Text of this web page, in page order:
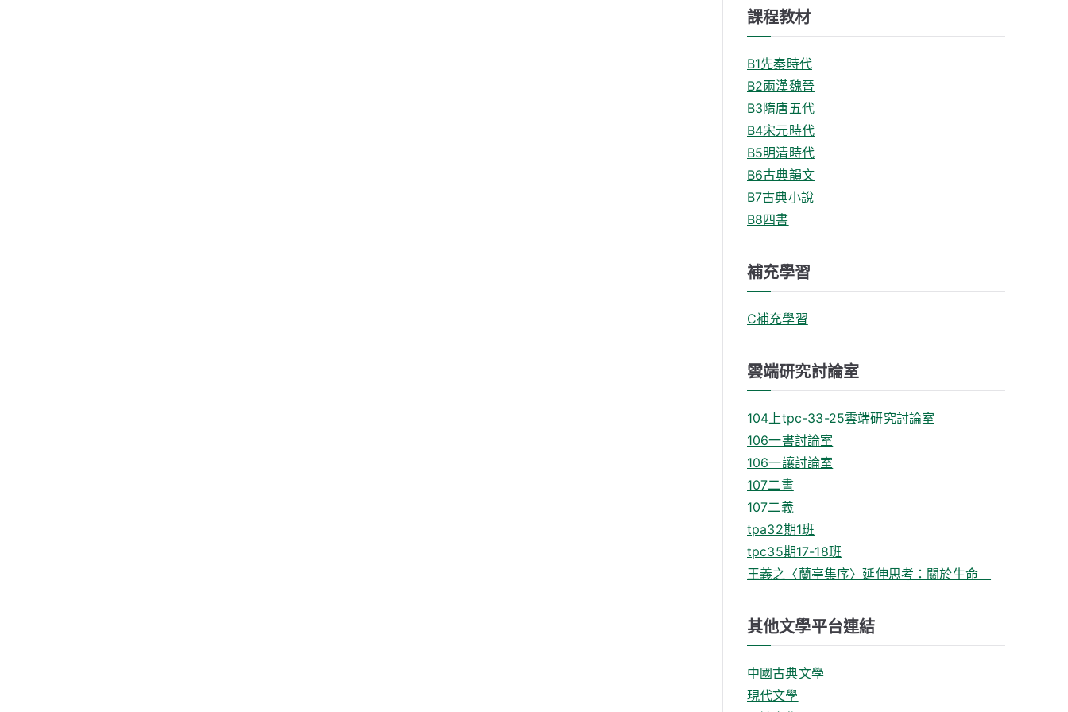
課程教材
B1先秦時代
B2兩漢魏晉
B3隋唐五代
B4宋元時代
B5明清時代
B6古典韻文
B7古典小說
B8四書
補充學習
C補充學習
雲端研究討論室
104上tpc-33-25雲端研究討論室
106一書討論室
106一讓討論室
107二書
107二義
tpa32期1班
tpc35期17-18班
王義之〈蘭亭集序〉延伸思考：關於生命
其他文學平台連結
中國古典文學
現代文學